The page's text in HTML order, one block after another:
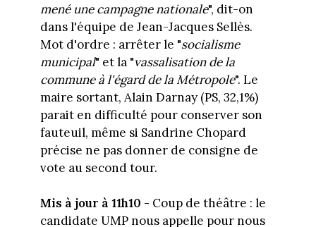
mené une campagne nationale", dit-on
dans l'équipe de Jean-Jacques Sellès.
Mot d'ordre : arrêter le "socialisme
municipal" et la "vassalisation de la
commune à l'égard de la Métropole". Le
maire sortant, Alain Darnay (PS, 32,1%)
parait en difficulté pour conserver son
fauteuil, même si Sandrine Chopard
précise ne pas donner de consigne de
vote au second tour.
Mis à jour à 11h10 - Coup de théâtre : le
candidate UMP nous appelle pour nous